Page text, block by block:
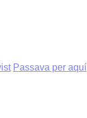
Passava per aquí